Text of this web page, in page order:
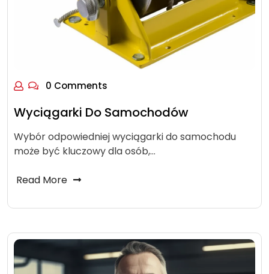
0 Comments
Wyciągarki Do Samochodów
Wybór odpowiedniej wyciągarki do samochodu
może być kluczowy dla osób,…
Read More